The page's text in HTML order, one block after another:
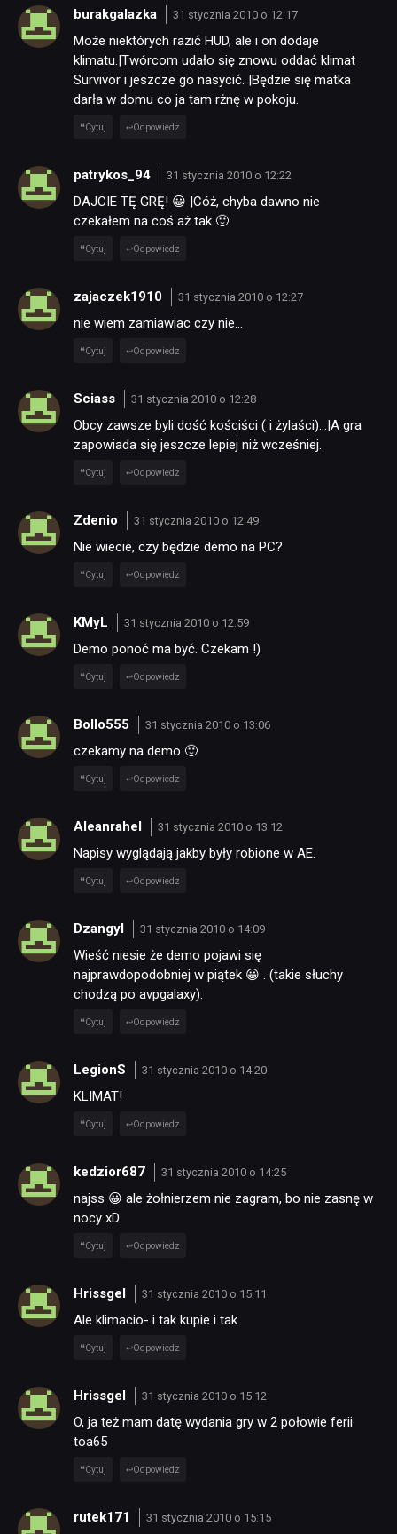
burakgalazka 31 stycznia 2010 o 12:17
Może niektórych razić HUD, ale i on dodaje
klimatu.|Twórcom udało się znowu oddać klimat
Survivor i jeszcze go nasycić. |Będzie się matka
darła w domu co ja tam rżnę w pokoju.
Cytuj Odpowiedz
patrykos_94 31 stycznia 2010 o 12:22
DAJCIE TĘ GRĘ! 😀 |Cóż, chyba dawno nie
czekałem na coś aż tak 🙂
Cytuj Odpowiedz
zajaczek1910 31 stycznia 2010 o 12:27
nie wiem zamiawiac czy nie…
Cytuj Odpowiedz
Sciass 31 stycznia 2010 o 12:28
Obcy zawsze byli dość kościści ( i żylaści)…|A gra
zapowiada się jeszcze lepiej niż wcześniej.
Cytuj Odpowiedz
Zdenio 31 stycznia 2010 o 12:49
Nie wiecie, czy będzie demo na PC?
Cytuj Odpowiedz
KMyL 31 stycznia 2010 o 12:59
Demo ponoć ma być. Czekam !)
Cytuj Odpowiedz
Bollo555 31 stycznia 2010 o 13:06
czekamy na demo 🙂
Cytuj Odpowiedz
Aleanrahel 31 stycznia 2010 o 13:12
Napisy wyglądają jakby były robione w AE.
Cytuj Odpowiedz
Dzangyl 31 stycznia 2010 o 14:09
Wieść niesie że demo pojawi się
najprawdopodobniej w piątek 😀 . (takie słuchy
chodzą po avpgalaxy).
Cytuj Odpowiedz
LegionS 31 stycznia 2010 o 14:20
KLIMAT!
Cytuj Odpowiedz
kedzior687 31 stycznia 2010 o 14:25
najss 😀 ale żołnierzem nie zagram, bo nie zasnę w
nocy xD
Cytuj Odpowiedz
Hrissgel 31 stycznia 2010 o 15:11
Ale klimacio- i tak kupie i tak.
Cytuj Odpowiedz
Hrissgel 31 stycznia 2010 o 15:12
O, ja też mam datę wydania gry w 2 połowie ferii
toa65
Cytuj Odpowiedz
rutek171 31 stycznia 2010 o 15:15